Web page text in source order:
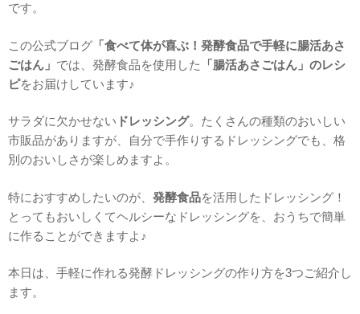
です。
この公式ブログ 「食べて体が喜ぶ！発酵食品で手軽に腸活あさ
ごはん」 では、発酵食品を使用した
「腸活あさごはん」のレシ
ピをお届けしています♪
サラダに欠かせない ドレッシング。たくさんの種類のおいしい
市販品がありますが、自分で手作りするドレッシングでも、格
別のおいしさが楽しめますよ。
特におすすめしたいのが、 発酵食品を活用したドレッシング！
とってもおいしくてヘルシーなドレッシングを、おうちで簡単
に作ることができますよ♪
本日は、手軽に作れる発酵ドレッシングの作り方を3つご紹介し
ます。